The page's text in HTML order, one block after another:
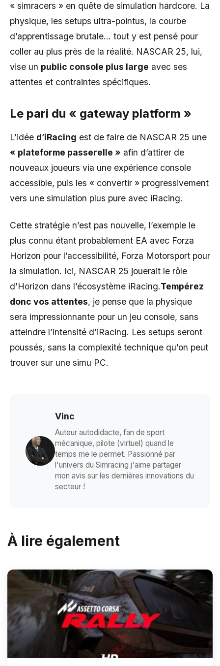
« simracers » en quête de simulation hardcore. La
physique, les setups ultra-pointus, la courbe
d’apprentissage brutale… tout y est pensé pour
coller au plus près de la réalité. NASCAR 25, lui,
vise un public console plus large avec ses
attentes et contraintes spécifiques.
Le pari du « gateway platform »
L’idée d’iRacing est de faire de NASCAR 25 une
« plateforme passerelle » afin d’attirer de
nouveaux joueurs via une expérience console
accessible, puis les « convertir » progressivement
vers une simulation plus pure avec iRacing.
Cette stratégie n’est pas nouvelle, l’exemple le
plus connu étant probablement EA avec Forza
Horizon pour l’accessibilité, Forza Motorsport pour
la simulation. Ici, NASCAR 25 jouerait le rôle
d’Horizon dans l’écosystème iRacing.Tempérez
donc vos attentes, je pense que la physique
sera impressionnante pour un jeu console, sans
atteindre l’intensité d’iRacing. Les setups seront
poussés, sans la complexité technique qu’on peut
trouver sur une simu PC.
Vinc
Auteur autodidacte, fan de sport
mécanique, pilote (virtuel) quand le
temps me le permet. Passionné par
l'univers du Simracing j'aime partager
mon avis sur les dernières innovations du
secteur !
À lire également